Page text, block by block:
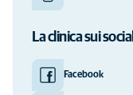
La clinica sui
Facebook